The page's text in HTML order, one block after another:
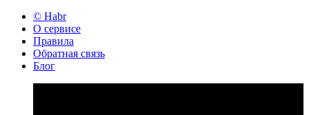
© Habr
О сервисе
Правила
Обратная связь
Блог